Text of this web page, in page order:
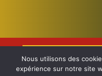
Design et
Nous utilisons des
expérience sur notre site